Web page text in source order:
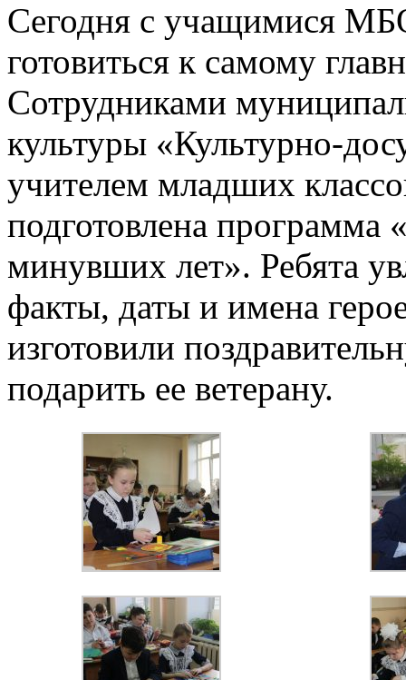
Сегодня с учащимися
готовиться к самому
Сотрудниками
культуры «Культурно-
учителем младших
подготовлена программа
минувших лет». Ребята
факты, даты и имена
изготовили
подарить ее ветерану.